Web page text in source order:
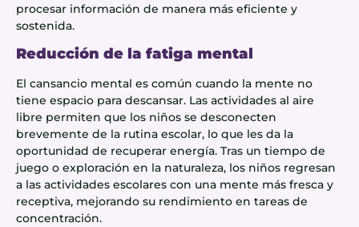
procesar información de manera más eficiente y
sostenida.
Reducción de la fatiga mental
El cansancio mental es común cuando la mente no
tiene espacio para descansar. Las actividades al aire
libre permiten que los niños se desconecten
brevemente de la rutina escolar, lo que les da la
oportunidad de recuperar energía. Tras un tiempo de
juego o exploración en la naturaleza, los niños regresan
a las actividades escolares con una mente más fresca y
receptiva, mejorando su rendimiento en tareas de
concentración.